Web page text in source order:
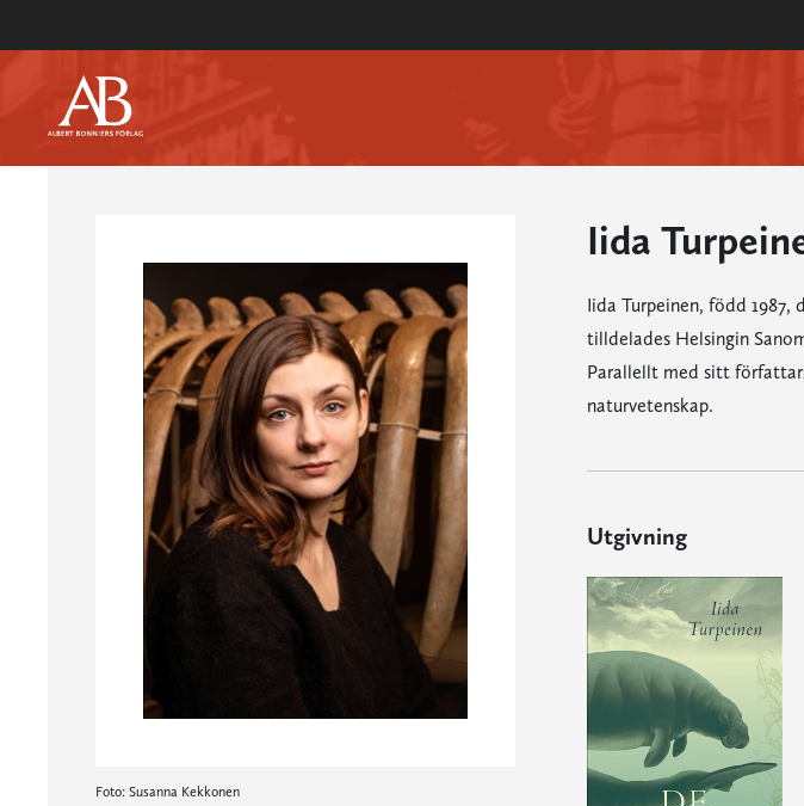
Foto: Susanna Kekkonen
Iida
Iida Turpeinen, född 1987,
tilldelades Helsingin
Parallellt med sitt
naturvetenskap.
Utgivning